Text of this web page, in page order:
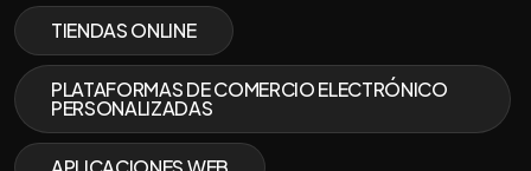
TIENDAS ONLINE
PLATAFORMAS DE COMERCIO ELECTRÓNICO
PERSONALIZADAS